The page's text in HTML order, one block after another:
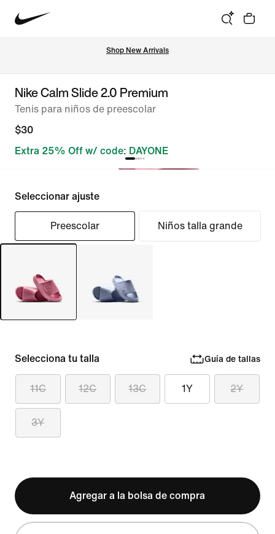
Shop New Arrivals
Nike Calm Slide 2.0 Premium
Tenis para niños de preescolar
$30
Extra 25% Off w/ code: DAYONE
Seleccionar ajuste
Preescolar Niños talla grande
Selecciona tu talla Guía de tallas
11C 12C 13C 1Y 2Y
3Y
Agregar a la bolsa de compra